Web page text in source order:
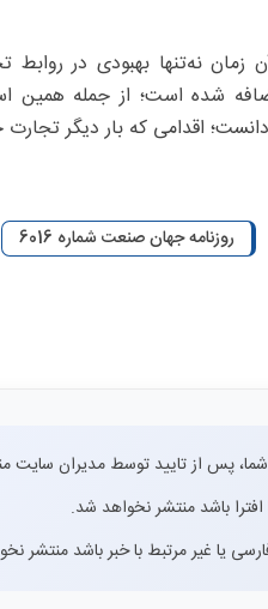
نه‌تنها بهبودی در
اقدامی که بار دیگر
روزنامه جهان صنعت شماره 6016
پس از تایید توسط مدیران سایت
باشد منتشر نخواهد شد.
یا غیر مرتبط با خبر باشد منتشر